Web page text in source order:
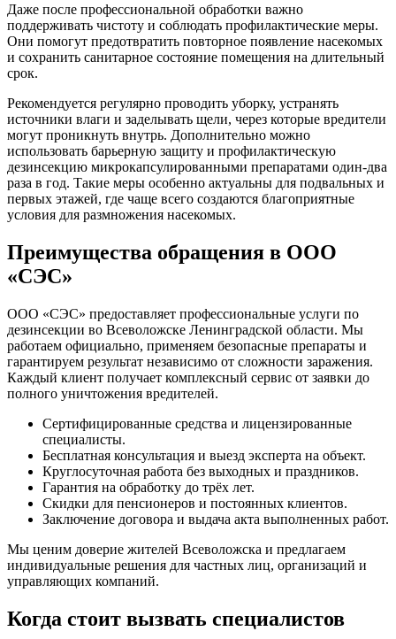
Даже после профессиональной обработки важно
поддерживать чистоту и соблюдать профилактические меры.
Они помогут предотвратить повторное появление насекомых
и сохранить санитарное состояние помещения на длительный
срок.
Рекомендуется регулярно проводить уборку, устранять
источники влаги и заделывать щели, через которые вредители
могут проникнуть внутрь. Дополнительно можно
использовать барьерную защиту и профилактическую
дезинсекцию микрокапсулированными препаратами один-два
раза в год. Такие меры особенно актуальны для подвальных и
первых этажей, где чаще всего создаются благоприятные
условия для размножения насекомых.
Преимущества обращения в ООО
«СЭС»
ООО «СЭС» предоставляет профессиональные услуги по
дезинсекции во Всеволожске Ленинградской области. Мы
работаем официально, применяем безопасные препараты и
гарантируем результат независимо от сложности заражения.
Каждый клиент получает комплексный сервис от заявки до
полного уничтожения вредителей.
Сертифицированные средства и лицензированные
специалисты.
Бесплатная консультация и выезд эксперта на объект.
Круглосуточная работа без выходных и праздников.
Гарантия на обработку до трёх лет.
Скидки для пенсионеров и постоянных клиентов.
Заключение договора и выдача акта выполненных работ.
Мы ценим доверие жителей Всеволожска и предлагаем
индивидуальные решения для частных лиц, организаций и
управляющих компаний.
Когда стоит вызвать специалистов